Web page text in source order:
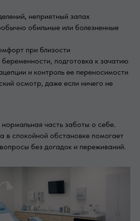
неприятный запах
обильные или болезненные
при близости
подготовка к зачатию
и контроль ее переносимости
осмотр, даже если ничего не
часть заботы о себе.
в спокойной обстановке помогает
без догадок и переживаний.